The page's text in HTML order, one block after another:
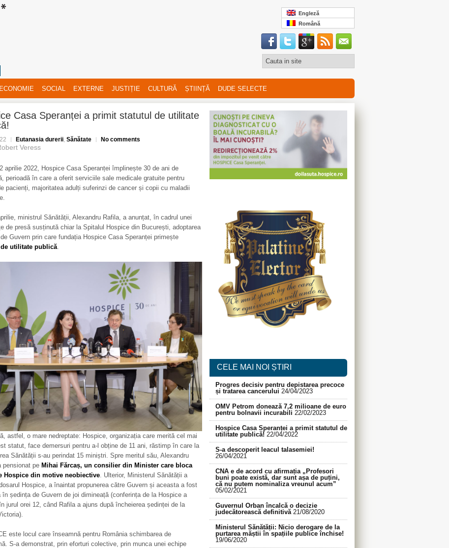
Engleză
Română
ECONOMIE SOCIAL EXTERNE JUSTIȚIE CULTURĂ ȘTIINȚĂ DUDE SELECTE
Casa Speranței a primit statutul de utilitate
Eutanasia durerii, Sănătate No comments
Veress
aprilie 2022, Hospice Casa Speranței împlinește 30 de ani de
perioadă în care a oferit serviciile sale medicale gratuite pentru
pacienți, majoritatea adulți suferinzi de cancer și copii cu maladii
ministrul Sănătății, Alexandru Rafila, a anunțat, în cadrul unei
de presă susținută chiar la Spitalul Hospice din București, adoptarea
de Guvern prin care fundația Hospice Casa Speranței primește
utilitate publică.
astfel, o mare nedreptate: Hospice, organizația care merită cel mai
statut, face demersuri pentru a-l obține de 11 ani, răstimp în care la
Sănătății s-au perindat 15 miniștri. Spre meritul său, Alexandru
pensionat pe Mihai Fărcaș, un consilier din Minister care bloca
Hospice din motive neobiective. Ulterior, Ministerul Sănătății a
Hospice, a înaintat propunerea către Guvern și aceasta a fost
în ședința de Guvern de joi dimineață (conferința de la Hospice a
jurul orei 12, când Rafila a ajuns după încheierea ședinței de la
este locul care înseamnă pentru România schimbarea de
S-a demonstrat, prin eforturi colective, prin munca unei echipe
CELE MAI NOI ȘTIRI
Progres decisiv pentru depistarea precoce
și tratarea cancerului 24/04/2023
OMV Petrom donează 7,2 milioane de euro
pentru bolnavii incurabili 22/02/2023
Hospice Casa Speranței a primit statutul de
utilitate publică! 22/04/2022
S-a descoperit leacul talasemiei!
26/04/2021
CNA e de acord cu afirmația „Profesori
buni poate există, dar sunt așa de puțini,
că nu putem nominaliza vreunul acum”
05/02/2021
Guvernul Orban încalcă o decizie
judecătorească definitivă 21/08/2020
Ministerul Sănătății: Nicio derogare de la
purtarea măștii în spațiile publice închise!
19/06/2020